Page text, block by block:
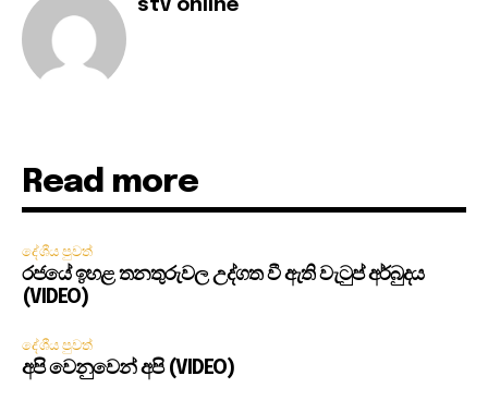
stv online
Read more
දේශීය පුවත්
රජයේ ඉහළ තනතුරුවල උද්ගත වී ඇති වැටුප් අර්බුදය
(VIDEO)
දේශීය පුවත්
අපි වෙනුවෙන් අපි (VIDEO)